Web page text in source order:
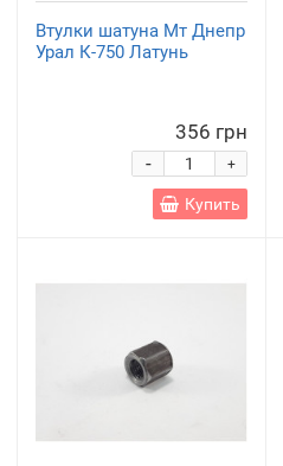
Втулки шатуна Мт Днепр
Урал К-750 Латунь
356 грн
+
-
Купить